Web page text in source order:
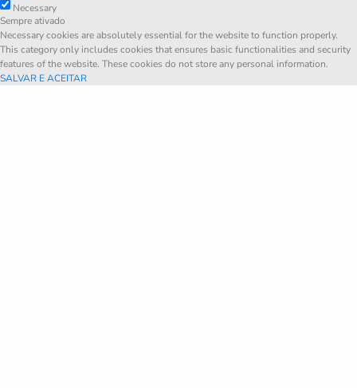
Necessary
Sempre ativado
Necessary cookies are absolutely essential for the website to function properly.
This category only includes cookies that ensures basic functionalities and security
features of the website. These cookies do not store any personal information.
SALVAR E ACEITAR